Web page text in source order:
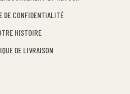
DE CONFIDENTIALITÉ
HISTOIRE
DE LIVRAISON